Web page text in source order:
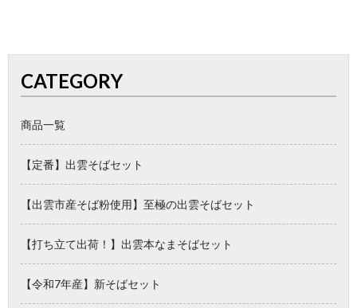
CATEGORY
商品一覧
【定番】出雲そばセット
【出雲市産そば粉使用】至極の出雲そばセット
【打ち立て出荷！】出雲本なまそばセット
【令和7年産】新そばセット